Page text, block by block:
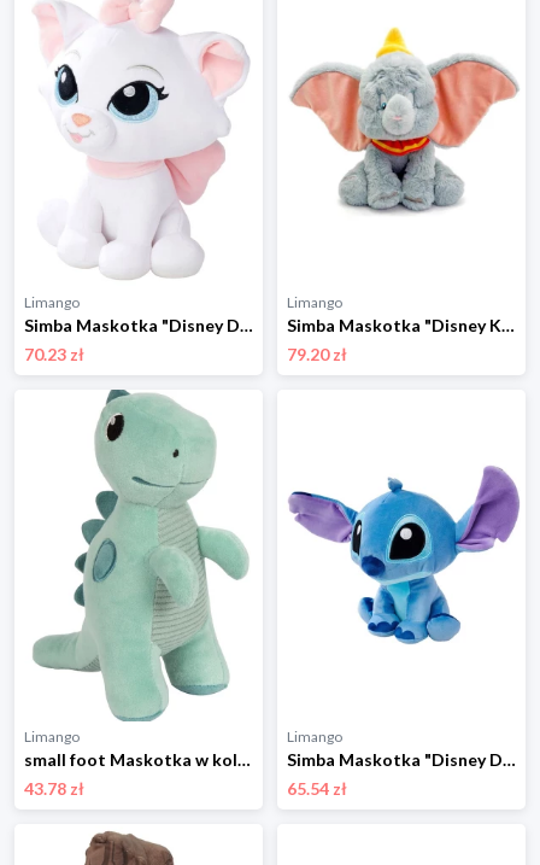
Limango
Simba Maskotka "Disney Doorables" w kolorze białym - 0+ rozmiar: onesize
70.23 zł
Limango
Simba Maskotka "Disney Klassik Refresh Dumbo" w kolorze szarym - 0+ rozmiar: onesize
79.20 zł
Limango
small foot Maskotka w kolorze zielonym - 0+ rozmiar: onesize
43.78 zł
Limango
Simba Maskotka "Disney Doorables Stitch 2" w kolorze niebieskim - 0+ rozmiar: onesize
65.54 zł